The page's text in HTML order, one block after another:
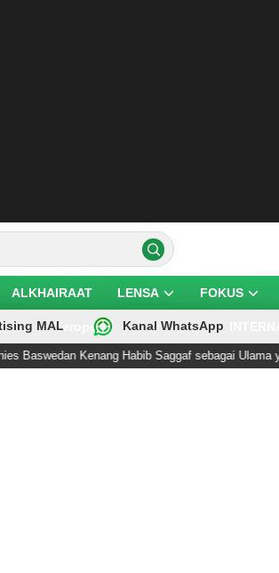
ALKHAIRAAT LENSA FOKUS
Teropong
MAL Kanal WhatsApp
Kenang Habib Saggaf sebagai Ulama yang